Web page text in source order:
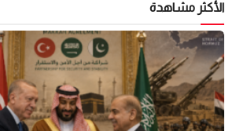
الأكثر مشاهدة